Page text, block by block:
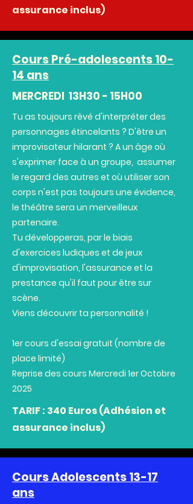
assurance inclus)
Cours Pré-adolescents 10-
14 ans
MERCREDI 13H30 - 15H00
Tu as toujours rêvé d'interpréter des
personnages étincelants ? D'être un
improvisateur hilarant ? A un âge où
s'exprimer face à un groupe, assumer
le regard des autres et où utiliser son
corps n'est pas toujours une évidence,
le théâtre sera un merveilleux
partenaire.
Tu développeras, par le biais
d'exercices ludiques et de jeux
d'improvisation, l'assurance et la
prestance qu'il faut pour être sur
scène.
Viens découvrir ta personnalité !
1er cours d'essai gratuit (nombre de
place limité)
Reprise des cours Mercredi 1er Octobre
2025
TARIF : 340 Euros (Adhésion et
assurance inclus)
Cours Adolescents 13-17
ans